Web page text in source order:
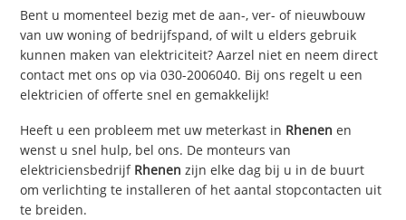
Bent u momenteel bezig met de aan-, ver- of nieuwbouw
van uw woning of bedrijfspand, of wilt u elders gebruik
kunnen maken van elektriciteit? Aarzel niet en neem direct
contact met ons op via 030-2006040. Bij ons regelt u een
elektricien of offerte snel en gemakkelijk!
Heeft u een probleem met uw meterkast in Rhenen en
wenst u snel hulp, bel ons. De monteurs van
elektriciensbedrijf Rhenen zijn elke dag bij u in de buurt
om verlichting te installeren of het aantal stopcontacten uit
te breiden.